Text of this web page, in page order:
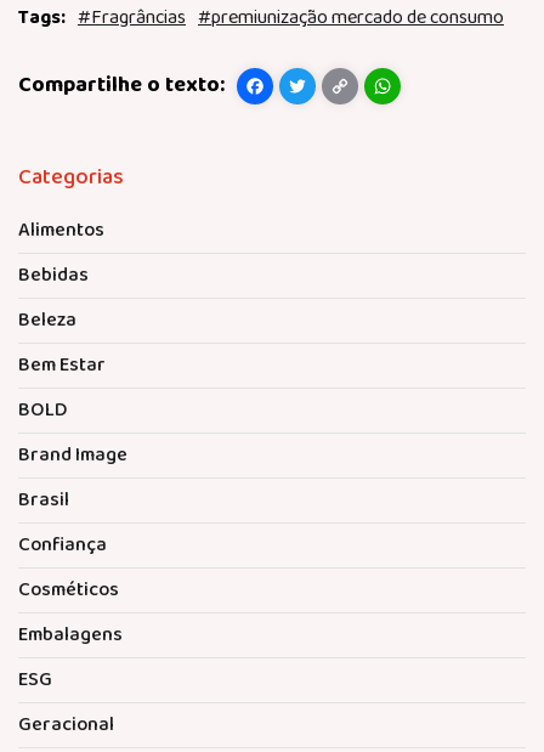
#Fragrâncias #premiunização mercado de consumo
Facebook
TwitterCopyWhatsApp
Categorias
Alimentos
Bebidas
Beleza
Bem Estar
BOLD
Brand Image
Brasil
Confiança
Cosméticos
Embalagens
ESG
Geracional